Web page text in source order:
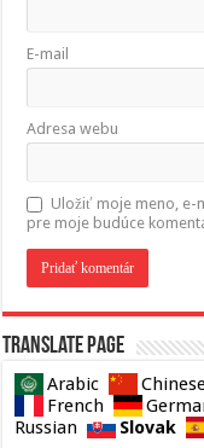
E-mail
Adresa webu
Uložiť moje meno, e-
pre moje budúce
Translate page
Arabic
French
Russian
Slovak